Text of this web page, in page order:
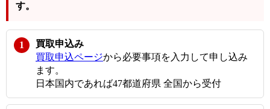
す。
買取申込み
買取申込ページから必要事項を入力して申し込み
ます。
日本国内であれば47都道府県 全国から受付